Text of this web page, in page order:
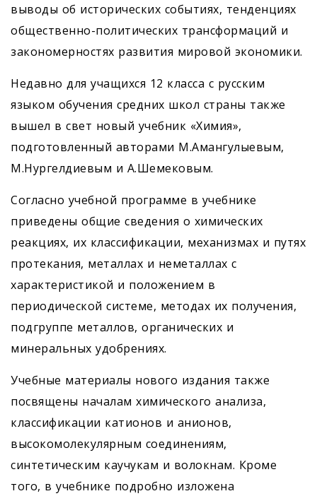
выводы об исторических событиях, тенденциях
общественно-политических трансформаций и
закономерностях развития мировой экономики.
Недавно для учащихся 12 класса с русским
языком обучения средних школ страны также
вышел в свет новый учебник «Химия»,
подготовленный авторами М.Амангулыевым,
М.Нургелдиевым и А.Шемековым.
Согласно учебной программе в учебнике
приведены общие сведения о химических
реакциях, их классификации, механизмах и путях
протекания, металлах и неметаллах с
характеристикой и положением в
периодической системе, методах их получения,
подгруппе металлов, органических и
минеральных удобрениях.
Учебные материалы нового издания также
посвящены началам химического анализа,
классификации катионов и анионов,
высокомолекулярным соединениям,
синтетическим каучукам и волокнам. Кроме
того, в учебнике подробно изложена